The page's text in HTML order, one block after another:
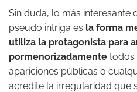
Sin duda, lo más interesante
pseudo intriga es la forma
utiliza la protagonista para
pormenorizadamente todos
apariciones públicas o
acredite la irregularidad que